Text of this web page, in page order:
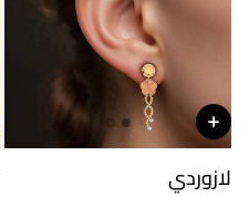
لازوردي